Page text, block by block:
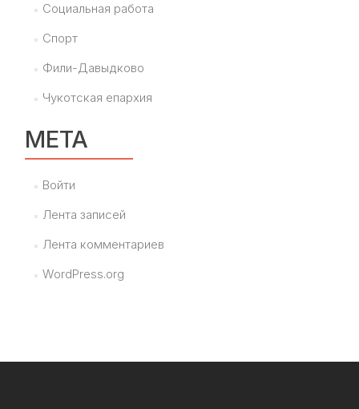
Социальная работа
Спорт
Фили-Давыдково
Чукотская епархия
МЕТА
Войти
Лента записей
Лента комментариев
WordPress.org